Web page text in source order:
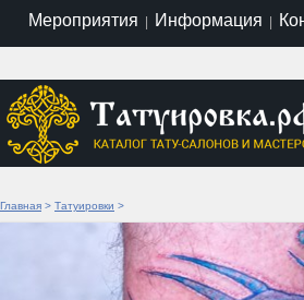
Мероприятия | Информация |
Главная > Татуировки >